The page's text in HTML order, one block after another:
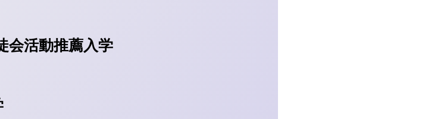
会活動推薦入学